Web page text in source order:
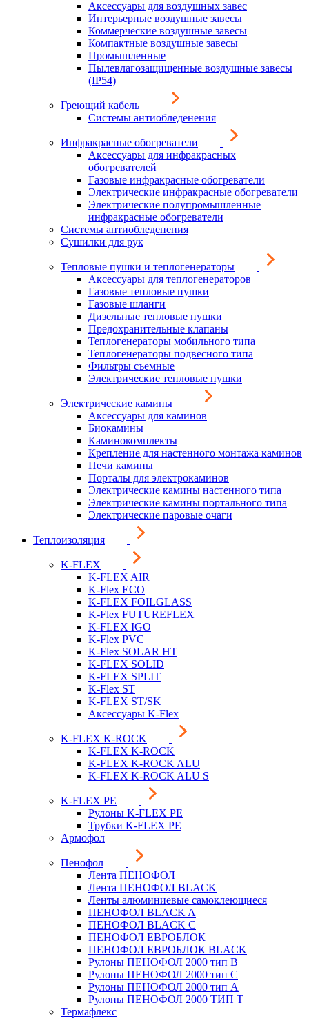
Аксессуары для воздушных завес
Интерьерные воздушные завесы
Коммерческие воздушные завесы
Компактные воздушные завесы
Промышленные
Пылевлагозащищенные воздушные завесы
(IP54)
Греющий кабель
Системы антиобледенения
Инфракрасные обогреватели
Аксессуары для инфракрасных
обогревателей
Газовые инфракрасные обогреватели
Электрические инфракрасные обогреватели
Электрические полупромышленные
инфракрасные обогреватели
Системы антиобледенения
Сушилки для рук
Тепловые пушки и теплогенераторы
Аксессуары для теплогенераторов
Газовые тепловые пушки
Газовые шланги
Дизельные тепловые пушки
Предохранительные клапаны
Теплогенераторы мобильного типа
Теплогенераторы подвесного типа
Фильтры съемные
Электрические тепловые пушки
Электрические камины
Аксессуары для каминов
Биокамины
Каминокомплекты
Крепление для настенного монтажа каминов
Печи камины
Порталы для электрокаминов
Электрические камины настенного типа
Электрические камины портального типа
Электрические паровые очаги
Теплоизоляция
K-FLEX
K-FLEX AIR
K-Flex ECO
K-FLEX FOILGLASS
K-Flex FUTUREFLEX
K-FLEX IGO
K-Flex PVC
K-Flex SOLAR HT
K-FLEX SOLID
K-FLEX SPLIT
K-Flex ST
K-FLEX ST/SK
Аксессуары K-Flex
K-FLEX K-ROCK
K-FLEX K-ROCK
K-FLEX K-ROCK ALU
K-FLEX K-ROCK ALU S
K-FLEX PE
Рулоны K-FLEX PE
Трубки K-FLEX PE
Армофол
Пенофол
Лента ПЕНОФОЛ
Лента ПЕНОФОЛ BLACK
Ленты алюминиевые самоклеющиеся
ПЕНОФОЛ BLACK A
ПЕНОФОЛ BLACK С
ПЕНОФОЛ ЕВРОБЛОК
ПЕНОФОЛ ЕВРОБЛОК BLACK
Рулоны ПЕНОФОЛ 2000 тип B
Рулоны ПЕНОФОЛ 2000 тип C
Рулоны ПЕНОФОЛ 2000 тип А
Рулоны ПЕНОФОЛ 2000 ТИП Т
Термафлекс